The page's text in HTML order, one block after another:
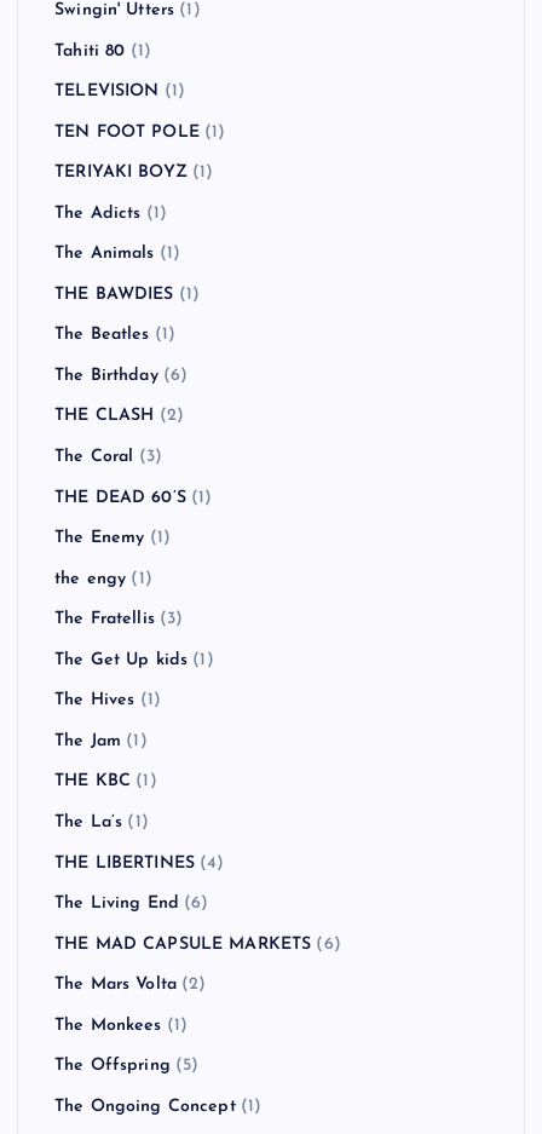
Swingin' Utters (1)
Tahiti 80 (1)
TELEVISION (1)
TEN FOOT POLE(1)
TERIYAKI BOYZ(1)
The Adicts (1)
The Animals (1)
THE BAWDIES (1)
The Beatles (1)
The Birthday(6)
THE CLASH (2)
The Coral (3)
THE DEAD 60’S(1)
The Enemy (1)
the engy (1)
The Fratellis(3)
The Get Up kids (1)
The Hives (1)
The Jam (1)
THE KBC (1)
The La’s (1)
THE LIBERTINES (4)
The Living End (6)
THE MAD CAPSULE MARKETS (6)
The Mars Volta (2)
The Monkees (1)
The Offspring (5)
The Ongoing Concept(1)